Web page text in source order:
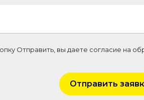
Отправить, вы даете согласие на
Отправить